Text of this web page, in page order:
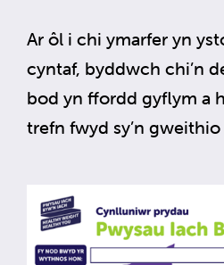
Ar ôl i chi ymarfer yn
cyntaf, byddwch chi’n
bod yn ffordd gyflym a
trefn fwyd sy’n